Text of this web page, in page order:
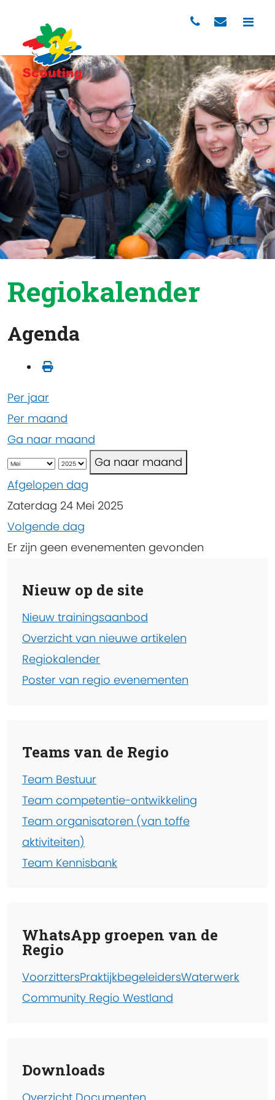
Regiokalender
Agenda
Per jaar
Per maand
Ga naar maand
Ga naar maand
Afgelopen dag
Zaterdag 24 Mei 2025
Volgende dag
Er zijn geen evenementen gevonden
Nieuw op de site
Nieuw trainingsaanbod
Overzicht van nieuwe artikelen
Regiokalender
Poster van regio evenementen
Teams van de Regio
Team Bestuur
Team competentie-ontwikkeling
Team organisatoren (van toffe
aktiviteiten)
Team Kennisbank
WhatsApp groepen van de
Regio
VoorzittersPraktijkbegeleidersWaterwerk
Community Regio Westland
Downloads